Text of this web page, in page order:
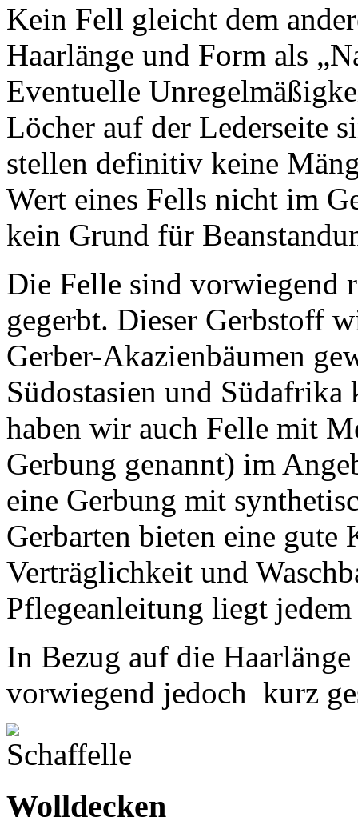
Kein Fell gleicht dem
Haarlänge und Form als
Eventuelle
Löcher auf der Lederseite
stellen definitiv keine
Wert eines Fells nicht im
kein Grund für
Die Felle sind vorwiegend
gegerbt. Dieser Gerbstoff
Gerber-Akazienbäumen
Südostasien und
haben wir auch Felle mit
Gerbung genannt) im
eine Gerbung mit
Gerbarten bieten eine gute
Verträglichkeit und
Pflegeanleitung liegt
In Bezug auf die
vorwiegend jedoch kurz
Wolldecken